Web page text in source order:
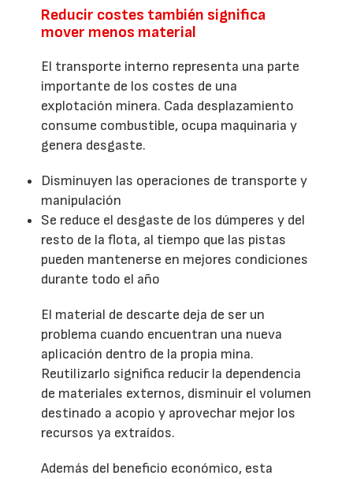
Reducir costes también significa
mover menos material
El transporte interno representa una parte
importante de los costes de una
explotación minera. Cada desplazamiento
consume combustible, ocupa maquinaria y
genera desgaste.
Disminuyen las operaciones de transporte y
manipulación
Se reduce el desgaste de los dúmperes y del
resto de la flota, al tiempo que las pistas
pueden mantenerse en mejores condiciones
durante todo el año
El material de descarte deja de ser un
problema cuando encuentran una nueva
aplicación dentro de la propia mina.
Reutilizarlo significa reducir la dependencia
de materiales externos, disminuir el volumen
destinado a acopio y aprovechar mejor los
recursos ya extraídos.
Además del beneficio económico, esta